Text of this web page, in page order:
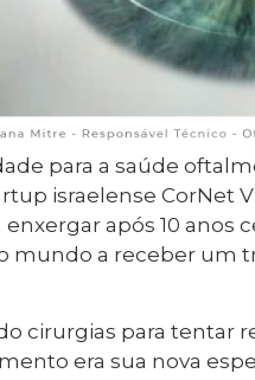
para a saúde
israelense CorNet
enxergar após 10 anos
mundo a receber um
cirurgias para tentar
era sua nova